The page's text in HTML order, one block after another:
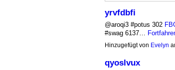
yrvfdbfi
@aroqi3 #potus 302
#swag 6137…
Hinzugefügt von Evelyn
qyoslvux